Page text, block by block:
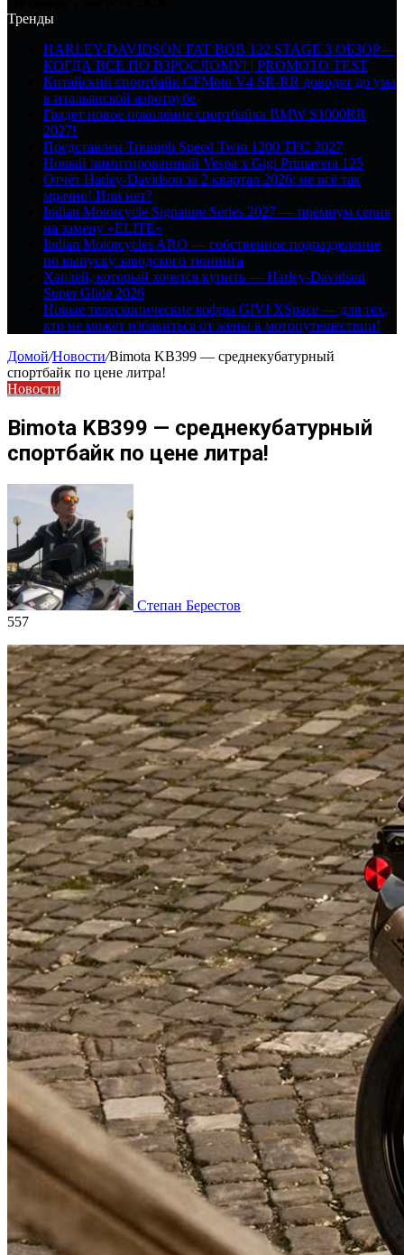
Тренды
HARLEY-DAVIDSON FAT BOB 122 STAGE 3 ОБЗОР—
КОГДА ВСЕ ПО ВЗРОСЛОМУ! | PROMOTO TEST
Китайский спортбайк CFMoto V4 SR-RR доводят до ума
в итальянской аэротрубе
Грядет новое поколение спортбайка BMW S1000RR
2027!
Представлен Triumph Speed Twin 1200 TFC 2027
Новый лимитированный Vespa x Gigi Primavera 125
Отчёт Harley-Davidson за 2 квартал 2026: не всё так
мрачно! Или нет?
Indian Motorcycle Signature Series 2027 — премиум серия
на замену «ELITE»
Indian Motorcycles ARO — собственное подразделение
по выпуску заводского тюнинга
Харлей, который хочется купить — Harley-Davidson
Super Glide 2026
Новые телескопические кофры GIVI XSpace — для тех,
кто не может избавиться от жены в мотопутешествии!
Домой/Новости/Bimota KB399 — среднекубатурный
спортбайк по цене литра!
Новости
Bimota KB399 — среднекубатурный
спортбайк по цене литра!
Степан Берестов
557